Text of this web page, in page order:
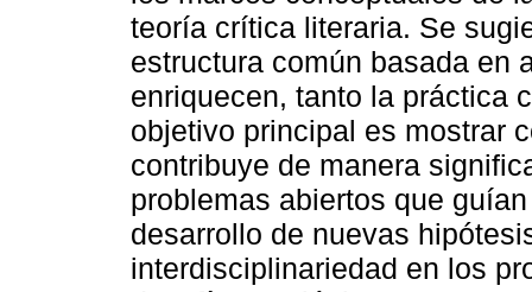
teoría crítica literaria. Se
estructura común basada en
enriquecen, tanto la práctica
objetivo principal es mostrar
contribuye de manera
problemas abiertos que
desarrollo de nuevas
interdisciplinariedad en los